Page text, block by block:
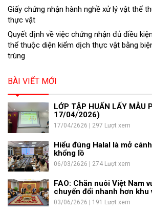
Giấy chứng nhận hành nghề xử lý vật thể
thực vật
Quyết định về việc chứng nhận đủ điều
thể thuộc diện kiểm dịch thực vật bằng
trùng
BÀI VIẾT MỚI
LỚP TẬP HUẤN LẤY MẪU
17/04/2026)
17/04/2626 | 297 Lượt xem
Hiểu đúng Halal là mở
khổng lồ
06/03/2626 | 274 Lượt xem
FAO: Chăn nuôi Việt Nam
chuyển đổi nhanh hơn khu
03/06/2626 | 191 Lượt xem